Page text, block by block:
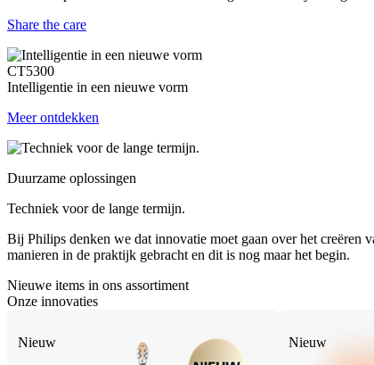
Share the care
CT5300
Intelligentie in een nieuwe vorm
Meer ontdekken
Duurzame oplossingen
Techniek voor de lange termijn.
Bij Philips denken we dat innovatie moet gaan over het creëren
manieren in de praktijk gebracht en dit is nog maar het begin.
Nieuwe items in ons assortiment
Onze innovaties
Nieuw Nieuw